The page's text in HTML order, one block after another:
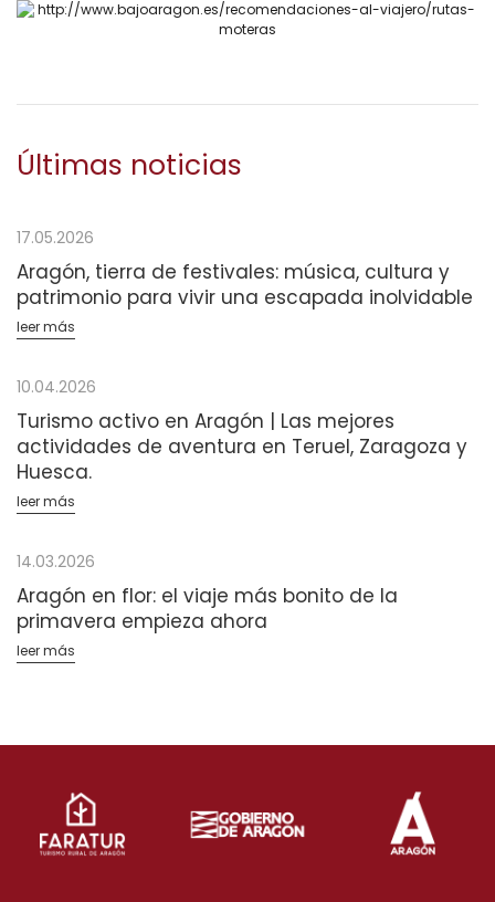
Últimas noticias
17.05.2026
Aragón, tierra de festivales: música, cultura y
patrimonio para vivir una escapada inolvidable
leer más
10.04.2026
Turismo activo en Aragón | Las mejores
actividades de aventura en Teruel, Zaragoza y
Huesca.
leer más
14.03.2026
Aragón en flor: el viaje más bonito de la
primavera empieza ahora
leer más